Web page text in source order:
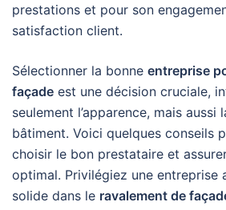
prestations et pour son
satisfaction client.
Sélectionner la bonne entreprise
façade est une décision cruciale,
seulement l’apparence, mais
bâtiment. Voici quelques conseils
choisir le bon prestataire et
optimal. Privilégiez une entreprise
solide dans le ravalement de